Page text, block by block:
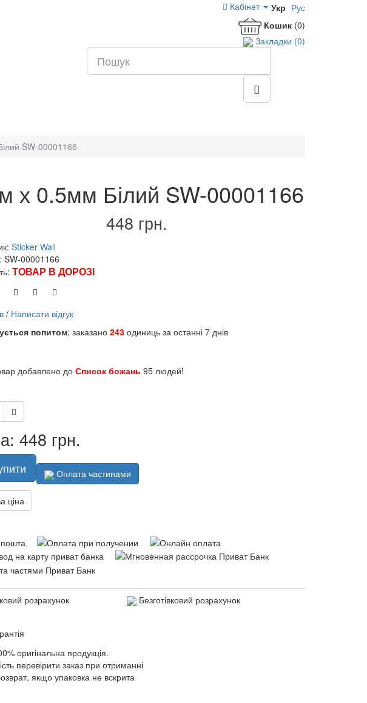
Укр Рус
Кабінет
Кошик (0)
Закладки (0)
SW-00001166
х 0.5мм Білий SW-00001166
448 грн.
Sticker Wall
SW-00001166
ТОВАР В ДОРОЗІ
/ Написати відгук
попитом; заказано 243 одиниць за останні 7 днів
добавлено доСписок божань 95 людей!
448 грн.
Оплата частинами
ціна
розрахунок Безготівковий розрахунок
оригінальна продукція.
перевірити заказ при отриманні
якщо упаковка не вскрита